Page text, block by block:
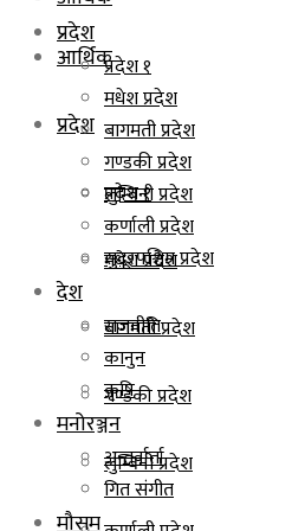
आर्थिक
प्रदेश
प्रदेश १
मधेश प्रदेश
बागमती प्रदेश
गण्डकी प्रदेश
लुम्बिनी प्रदेश
प्रदेश
प्रदेश १
मधेश प्रदेश
बागमती प्रदेश
गण्डकी प्रदेश
लुम्बिनी प्रदेश
कर्णाली प्रदेश
सुदूरपश्चिम प्रदेश
देश
राजनीति
कानुन
कृषि
मनोरञ्जन
अन्तर्वार्ता
गित संगीत
मौसम